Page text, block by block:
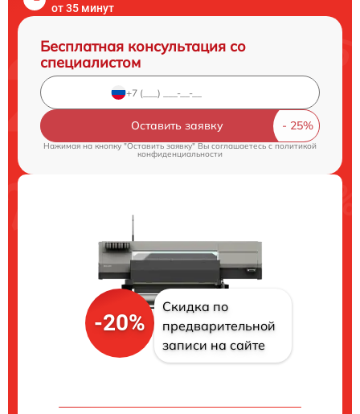
от 35 минут
Бесплатная консультация со
специалистом
Оставить заявку
Нажимая на кнопку "Оставить заявку" Вы соглашаетесь c политикой
конфиденциальности
-20%
Скидка по
предварительной
записи на сайте